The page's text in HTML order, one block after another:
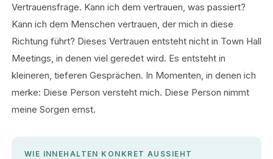
Vertrauensfrage. Kann ich dem vertrauen, was passiert?
Kann ich dem Menschen vertrauen, der mich in diese
Richtung führt? Dieses Vertrauen entsteht nicht in Town Hall
Meetings, in denen viel geredet wird. Es entsteht in
kleineren, tieferen Gesprächen. In Momenten, in denen ich
merke: Diese Person versteht mich. Diese Person nimmt
meine Sorgen ernst.
WIE INNEHALTEN KONKRET AUSSIEHT